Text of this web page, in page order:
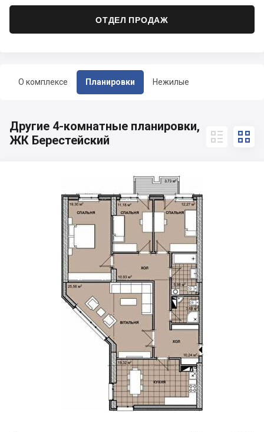
О комплексе Планировки Нежилые
ОТДЕЛ ПРОДАЖ
Другие 4-комнатные планировки,
ЖК Берестейский
 